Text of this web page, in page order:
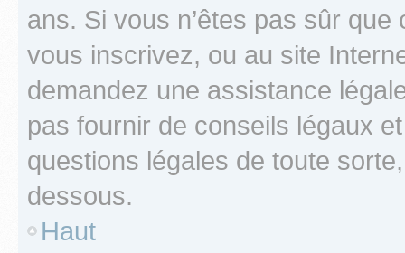
ans. Si vous n’êtes pas sûr
vous inscrivez, ou au site
demandez une assistance
pas fournir de conseils légaux
questions légales de toute
dessous.
Haut